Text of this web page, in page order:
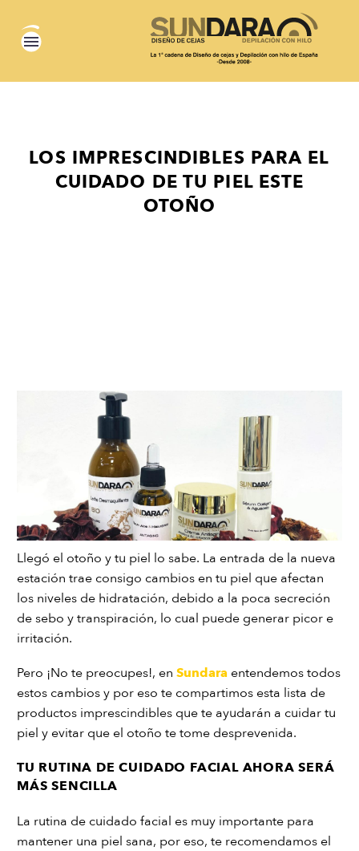
LOS IMPRESCINDIBLES PARA EL
CUIDADO DE TU PIEL ESTE
OTOÑO
Llegó el otoño y tu piel lo sabe. La entrada de la nueva
estación trae consigo cambios en tu piel que afectan
los niveles de hidratación, debido a la poca secreción
de sebo y transpiración, lo cual puede generar picor e
irritación.
Pero ¡No te preocupes!, en Sundara entendemos todos
estos cambios y por eso te compartimos esta lista de
productos imprescindibles que te ayudarán a cuidar tu
piel y evitar que el otoño te tome desprevenida.
TU RUTINA DE CUIDADO FACIAL AHORA SERÁ
MÁS SENCILLA
La rutina de cuidado facial es muy importante para
mantener una piel sana, por eso, te recomendamos el